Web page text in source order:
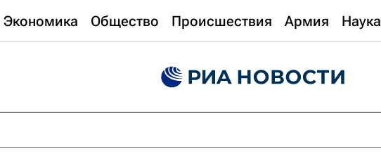
Экономика Общество Происшествия Армия Наука